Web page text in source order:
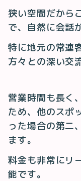
狭い空間だから
で、自然に会話
特に地元の常連
方々との深い交
営業時間も長く
ため、他のスポ
った場合の第二
ます。
料金も非常にリ
能です。